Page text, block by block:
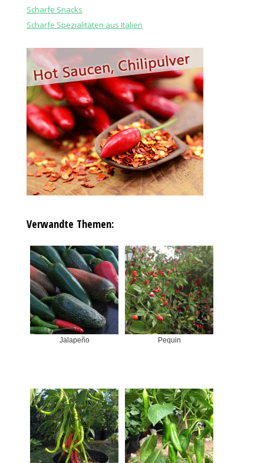
Scharfe Snacks
Scharfe Spezialitäten aus Italien
Verwandte Themen:
Jalapeño Pequin